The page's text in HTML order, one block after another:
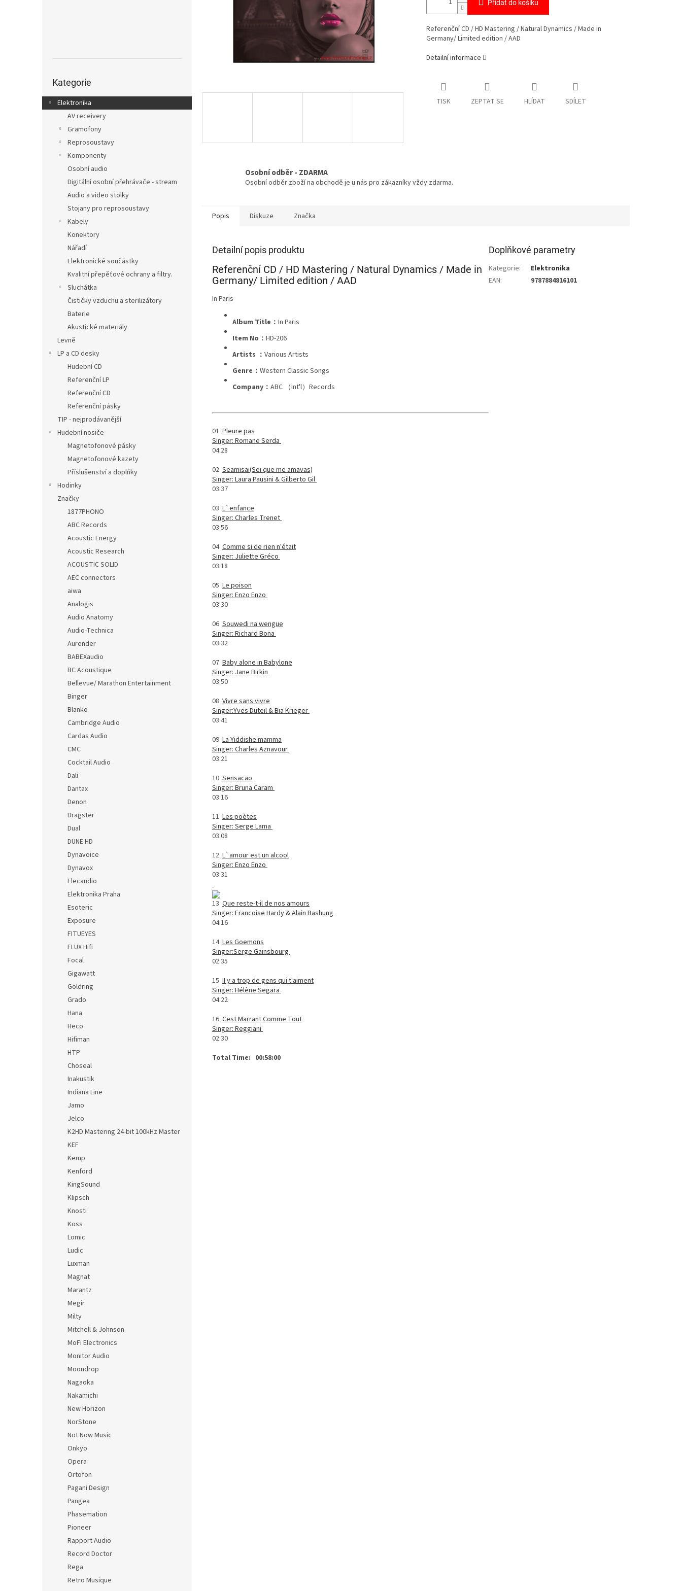
kategorie
Kategorie
Elektronika
AV receivery
Gramofony
Reprosoustavy
Komponenty
Osobní audio
Digitální osobní přehrávače - stream
Audio a video stolky
Stojany pro reprosoustavy
Kabely
Konektory
Nářadí
Elektronické součástky
Kvalitní přepěťové ochrany a filtry.
Sluchátka
Čističky vzduchu a sterilizátory
Baterie
Akustické materiály
Levně
LP a CD desky
Hudební CD
Referenční LP
Referenční CD
Referenční pásky
TIP - nejprodávanější
Hudební nosiče
Magnetofonové pásky
Magnetofonové kazety
Příslušenství a doplňky
Hodinky
Značky
1877PHONO
ABC Records
Acoustic Energy
Acoustic Research
ACOUSTIC SOLID
AEC connectors
aiwa
Analogis
Audio Anatomy
Audio-Technica
Aurender
BABEXaudio
BC Acoustique
Bellevue/ Marathon Entertainment
Binger
Blanko
Cambridge Audio
Cardas Audio
CMC
Cocktail Audio
Dali
Dantax
Denon
Dragster
Dual
DUNE HD
Dynavoice
Dynavox
Elecaudio
Elektronika Praha
Esoteric
Exposure
FITUEYES
FLUX Hifi
Focal
Gigawatt
Goldring
Grado
Hana
Heco
Hifiman
HTP
Choseal
Inakustik
Indiana Line
Jamo
Jelco
K2HD Mastering 24-bit 100kHz Master
KEF
Kemp
Kenford
KingSound
Klipsch
Knosti
Koss
Lomic
Ludic
Luxman
Magnat
Marantz
Megir
Milty
Mitchell & Johnson
MoFi Electronics
Monitor Audio
Moondrop
Nagaoka
Nakamichi
New Horizon
NorStone
Not Now Music
Onkyo
Opera
Ortofon
Pagani Design
Pangea
Phasemation
Pioneer
Rapport Audio
Record Doctor
Rega
Retro Musique
Přidat do košíku
Referenční CD / HD Mastering / Natural Dynamics / Made in
Germany/ Limited edition / AAD
Detailní informace
TISK ZEPTAT SE HLÍDAT SDÍLET
Osobní odběr - ZDARMA
Osobní odběr zboží na obchodě je u nás pro zákazníky vždy zdarma.
Popis Diskuze Značka
Detailní popis produktu
Referenční CD / HD Mastering / Natural Dynamics / Made in
Germany/ Limited edition / AAD
In Paris
Album Title： In Paris
Item No： HD-206
Artists ： Various Artists
Genre： Western Classic Songs
Company： ABC （Int'l）Records
01 Pleure pas
Singer: Romane Serda
04:28
02 Seamisai(Sei que me amavas)
Singer: Laura Pausini & Gilberto Gil
03:37
03 L`enfance
Singer: Charles Trenet
03:56
04 Comme si de rien n'était
Singer: Juliette Gréco
03:18
05 Le poison
Singer: Enzo Enzo
03:30
06 Souwedi na wengue
Singer: Richard Bona
03:32
07 Baby alone in Babylone
Singer: Jane Birkin
03:50
08 Vivre sans vivre
Singer:Yves Duteil & Bia Krieger
03:41
09 La Yiddishe mamma
Singer: Charles Aznavour
03:21
10 Sensacao
Singer: Bruna Caram
03:16
11 Les poètes
Singer: Serge Lama
03:08
12 L`amour est un alcool
Singer: Enzo Enzo
03:31
13 Que reste-t-il de nos amours
Singer: Francoise Hardy & Alain Bashung
04:16
14 Les Goemons
Singer:Serge Gainsbourg
02:35
15 II y a trop de gens qui t'aiment
Singer: Hélène Segara
04:22
16 Cest Marrant Comme Tout
Singer: Reggiani
02:30
Total Time: 00:58:00
Doplňkové parametry
Kategorie:
Elektronika
EAN: 9787884816101